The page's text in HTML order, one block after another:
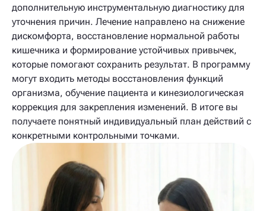
дополнительную инструментальную диагностику для
уточнения причин. Лечение направлено на снижение
дискомфорта, восстановление нормальной работы
кишечника и формирование устойчивых привычек,
которые помогают сохранить результат. В программу
могут входить методы восстановления функций
организма, обучение пациента и кинезиологическая
коррекция для закрепления изменений. В итоге вы
получаете понятный индивидуальный план действий с
конкретными контрольными точками.